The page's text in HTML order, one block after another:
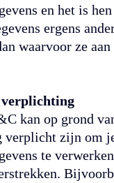
en het is
ergens
waarvoor ze
kan op grond
verplicht zijn om
te